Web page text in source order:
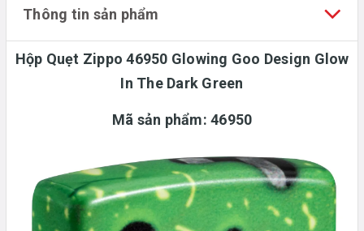
Thông tin sản phẩm
Hộp Quẹt Zippo 46950 Glowing Goo Design Glow
In The Dark Green
Mã sản phẩm: 46950